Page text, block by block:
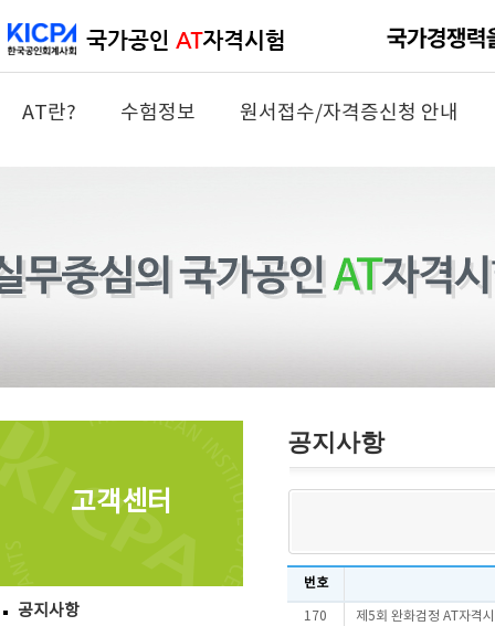
AT란? 수험정보 원서접수/자격증신청 안내
고객센터
공지사항
공지사항
번호
170 제5회 완화검정 AT자격